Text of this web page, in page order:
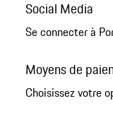
Social Media
Se connecter à
Moyens de
Choisissez votre